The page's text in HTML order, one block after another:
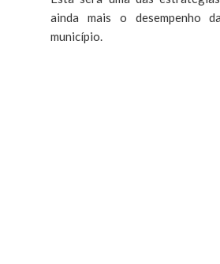
ainda mais o desempenho
município.